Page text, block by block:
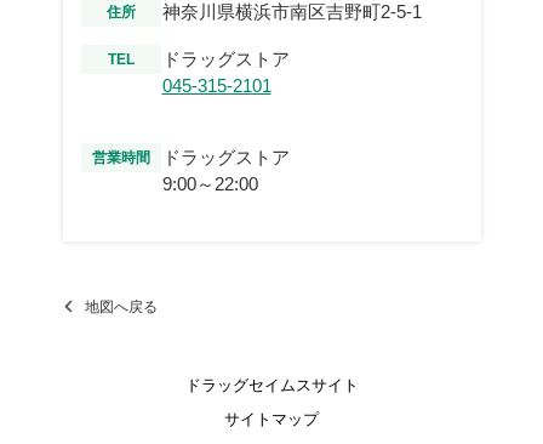
住所 神奈川県横浜市南区吉野町2-5-1
TEL
ドラッグストア
045-315-2101
営業時間
ドラッグストア
9:00～22:00
地図へ戻る
ドラッグセイムスサイト
サイトマップ